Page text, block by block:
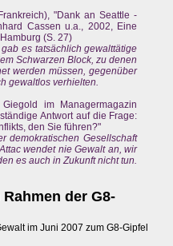
"Dank an Seattle -
Cassen u.a., 2002, Eine
(S. 27)
es tatsächlich gewalttätige
Schwarzen Block, zu denen
werden müssen, gegenüber
gewaltlos verhielten.
im Managermagazin
Antwort auf die Frage:
den Sie führen?"
demokratischen Gesellschaft
wendet nie Gewalt an, wir
es auch in Zukunft nicht tun.
der G8-
im Juni 2007 zum G8-Gipfel